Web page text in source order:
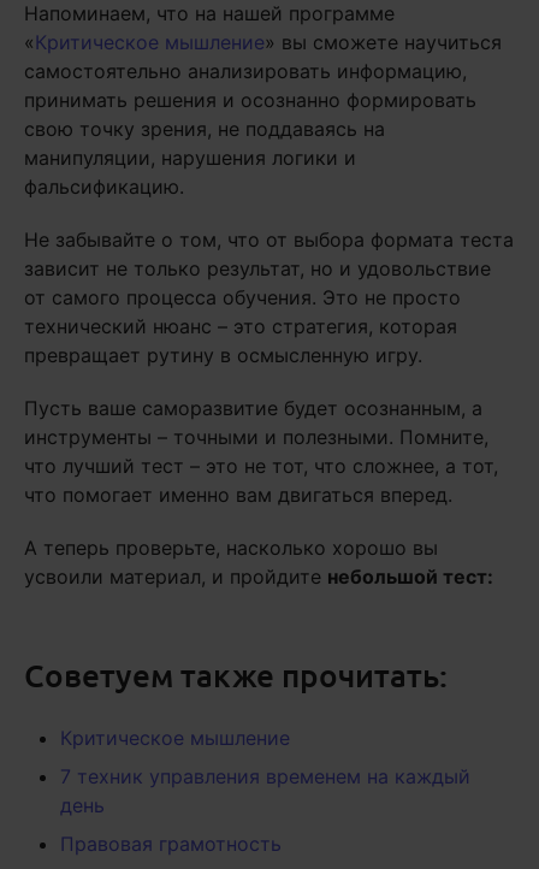
Напоминаем, что на нашей программе
«Критическое мышление» вы сможете научиться
самостоятельно анализировать информацию,
принимать решения и осознанно формировать
свою точку зрения, не поддаваясь на
манипуляции, нарушения логики и
фальсификацию.
Не забывайте о том, что от выбора формата теста
зависит не только результат, но и удовольствие
от самого процесса обучения. Это не просто
технический нюанс – это стратегия, которая
превращает рутину в осмысленную игру.
Пусть ваше саморазвитие будет осознанным, а
инструменты – точными и полезными. Помните,
что лучший тест – это не тот, что сложнее, а тот,
что помогает именно вам двигаться вперед.
А теперь проверьте, насколько хорошо вы
усвоили материал, и пройдите небольшой тест:
Советуем также прочитать:
Критическое мышление
7 техник управления временем на каждый
день
Правовая грамотность